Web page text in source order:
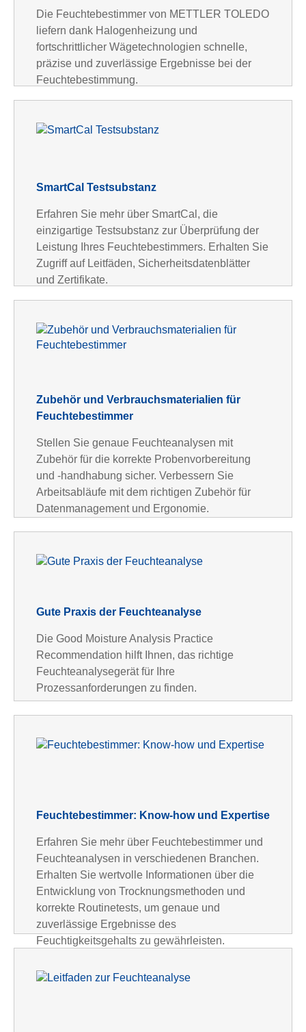
Die Feuchtebestimmer von METTLER TOLEDO
liefern dank Halogenheizung und
fortschrittlicher Wägetechnologien schnelle,
präzise und zuverlässige Ergebnisse bei der
Feuchtebestimmung.
SmartCal Testsubstanz
Erfahren Sie mehr über SmartCal, die
einzigartige Testsubstanz zur Überprüfung der
Leistung Ihres Feuchtebestimmers. Erhalten Sie
Zugriff auf Leitfäden, Sicherheitsdatenblätter
und Zertifikate.
Zubehör und Verbrauchsmaterialien für
Feuchtebestimmer
Stellen Sie genaue Feuchteanalysen mit
Zubehör für die korrekte Probenvorbereitung
und -handhabung sicher. Verbessern Sie
Arbeitsabläufe mit dem richtigen Zubehör für
Datenmanagement und Ergonomie.
Gute Praxis der Feuchteanalyse
Die Good Moisture Analysis Practice
Recommendation hilft Ihnen, das richtige
Feuchteanalysegerät für Ihre
Prozessanforderungen zu finden.
Feuchtebestimmer: Know-how und Expertise
Erfahren Sie mehr über Feuchtebestimmer und
Feuchteanalysen in verschiedenen Branchen.
Erhalten Sie wertvolle Informationen über die
Entwicklung von Trocknungsmethoden und
korrekte Routinetests, um genaue und
zuverlässige Ergebnisse des
Feuchtigkeitsgehalts zu gewährleisten.